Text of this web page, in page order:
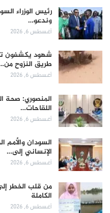
رئيس الوزراء
وندعو…
أغسطس 6, 2026
طريق النزوح
أغسطس 6, 2026
المنصوري: صحة
اللقاحات…
أغسطس 6, 2026
السودان والأمم
الإنساني إلى…
أغسطس 6, 2026
من قلب الخطر
الكاملة
أغسطس 6, 2026